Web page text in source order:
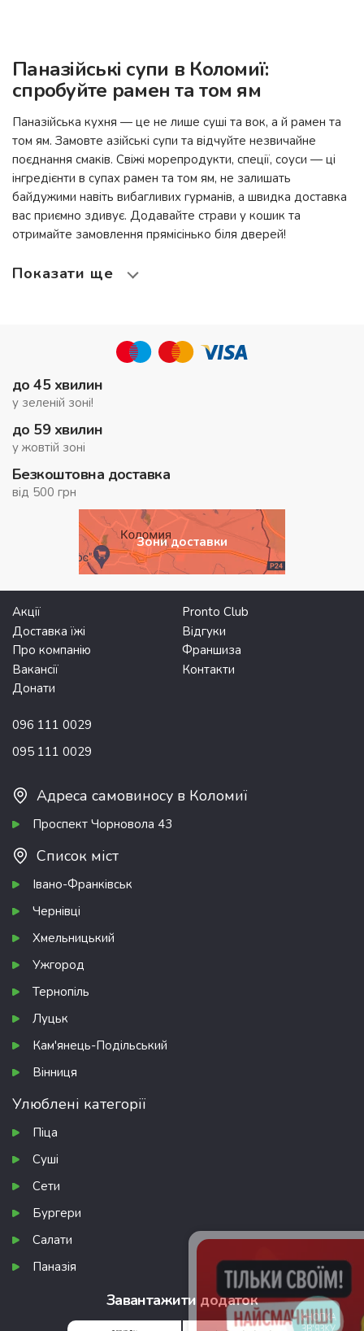
Паназійські супи в Коломиї:
спробуйте рамен та том ям
Паназійська кухня — це не лише суші та вок, а й рамен та
том ям. Замовте азійські супи та відчуйте незвичайне
поєднання смаків. Свіжі морепродукти, спеції, соуси — ці
інгредієнти в супах рамен та том ям, не залишать
байдужими навіть вибагливих гурманів, а швидка доставка
вас приємно здивує. Додавайте страви у кошик та
отримайте замовлення прямісінько біля дверей!
Показати ще
до 45 хвилин
у зеленій зоні!
до 59 хвилин
у жовтій зоні
Безкоштовна доставка
від 500 грн
Зони доставки
Акції
Pronto Club
Доставка їжі
Відгуки
Про компанію
Франшиза
Вакансії
Контакти
Донати
096 111 0029
095 111 0029
Адреса самовиносу в Коломиї
Проспект Чорновола 43
Список міст
Івано-Франківськ
Чернівці
Хмельницький
Ужгород
Тернопіль
Луцьк
Кам'янець-Подільський
Вінниця
Улюблені категорії
Піца
Суші
Сети
Бургери
Салати
Паназія
Завантажити додаток
КНОПКА
ЗВ'ЯЗКУ